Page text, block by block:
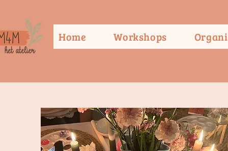
Home Workshops